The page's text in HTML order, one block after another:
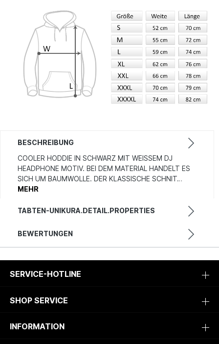
BESCHREIBUNG
COOLER HODDIE IN SCHWARZ MIT WEISSEM DJ H
EADPHONE MOTIV. BEI DEM MATERIAL HANDELT ES S
ICH UM BAUMWOLLE. DER KLASSISCHE SCHNIT…
MEHR
TABTEN-UNIKURA.DETAIL.PROPERTIES
BEWERTUNGEN
SERVICE-HOTLINE
SHOP SERVICE
INFORMATION